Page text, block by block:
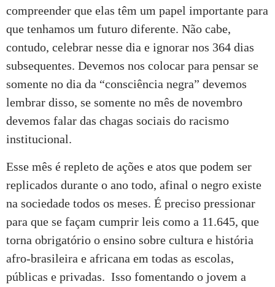
compreender que elas têm um papel importante para
que tenhamos um futuro diferente. Não cabe,
contudo, celebrar nesse dia e ignorar nos 364 dias
subsequentes. Devemos nos colocar para pensar se
somente no dia da “consciência negra” devemos
lembrar disso, se somente no mês de novembro
devemos falar das chagas sociais do racismo
institucional.
Esse mês é repleto de ações e atos que podem ser
replicados durante o ano todo, afinal o negro existe
na sociedade todos os meses. É preciso pressionar
para que se façam cumprir leis como a 11.645, que
torna obrigatório o ensino sobre cultura e história
afro-brasileira e africana em todas as escolas,
públicas e privadas. Isso fomentando o jovem a